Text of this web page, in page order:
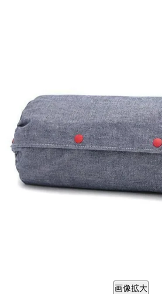
画像拡大